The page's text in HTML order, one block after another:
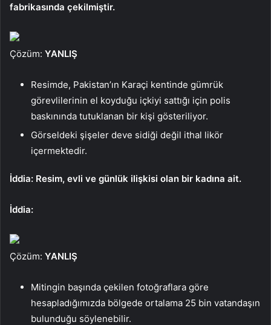
fabrikasında çekilmiştir.
Çözüm: YANLIŞ
Resimde, Pakistan’ın Karaçi kentinde gümrük
görevlilerinin el koyduğu içkiyi sattığı için polis
baskınında tutuklanan bir kişi gösteriliyor.
Görseldeki şişeler deve sidiği değil ithal likör
içermektedir.
İddia: Resim, evli ve günlük ilişkisi olan bir kadına ait.
İddia:
Çözüm: YANLIŞ
Mitingin başında çekilen fotoğraflara göre
hesapladığımızda bölgede ortalama 25 bin vatandaşın
bulunduğu söylenebilir.